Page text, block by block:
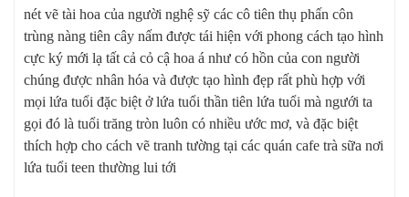
nét vẽ tài hoa của người nghệ sỹ các cô tiên thụ phấn côn
trùng nàng tiên cây nấm được tái hiện với phong cách tạo hình
cực ký mới lạ tất cả cỏ cậ hoa á như có hồn của con người
chúng được nhân hóa và được tạo hình đẹp rất phù hợp với
mọi lứa tuổi đặc biệt ở lứa tuổi thần tiên lứa tuổi mà ngưới ta
gọi đó là tuổi trăng tròn luôn có nhiều ước mơ, và đặc biệt
thích hợp cho cách vẽ tranh tường tại các quán cafe trà sữa nơi
lứa tuổi teen thường lui tới